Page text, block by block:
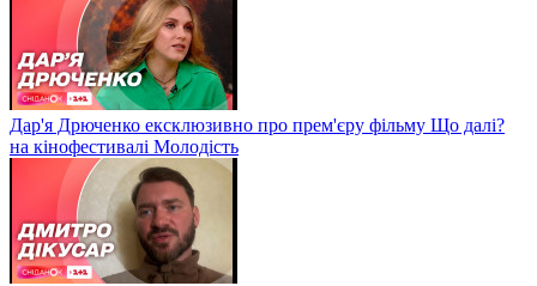
Дар'я Дрюченко ексклюзивно про прем'єру фільму Що далі?
на кінофестивалі Молодість